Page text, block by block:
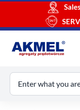
cart
Enter what you